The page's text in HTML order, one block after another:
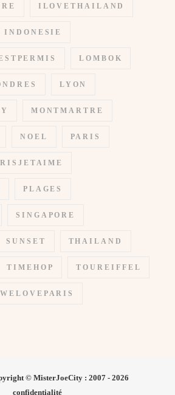
ILOVETHAILAND
INDONESIE
LOMBOK
LYON
MONTMARTRE
NOEL PARIS
PLAGES
SINGAPORE
SUNSET THAILAND
TIMEHOP TOUREIFFEL
WELOVEPARIS
© MisterJoeCity : 2007 - 2026
confidentialité